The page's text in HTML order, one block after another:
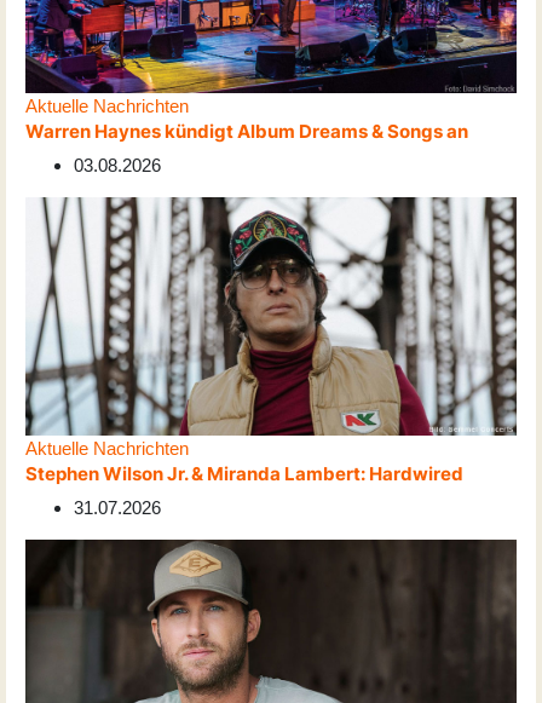
Aktuelle Nachrichten
Warren Haynes kündigt Album Dreams & Songs an
03.08.2026
Aktuelle Nachrichten
Stephen Wilson Jr. & Miranda Lambert: Hardwired
31.07.2026